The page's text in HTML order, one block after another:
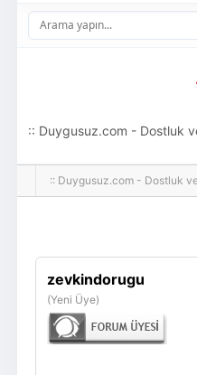
:: Duygusuz.com - Dostluk
hoş geldin ziyaretçi!
:: Duygusuz.com - Dostluk
zevkindorugu
(Yeni Üye)